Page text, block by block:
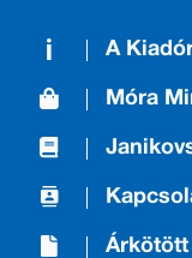
A
Móra
Árkötött